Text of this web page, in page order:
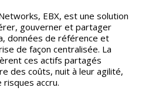
EBX, est une solution
gouverner et partager
données de référence et
de façon centralisée. La
ces actifs partagés
des coûts, nuit à leur agilité,
accru.